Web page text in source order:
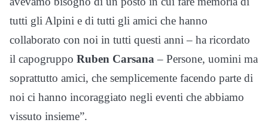
tutti gli Alpini e di tutti gli amici che hanno
collaborato con noi in tutti questi anni – ha ricordato
il capogruppo Ruben Carsana – Persone, uomini ma
soprattutto amici, che semplicemente facendo parte di
noi ci hanno incoraggiato negli eventi che abbiamo
vissuto insieme”.